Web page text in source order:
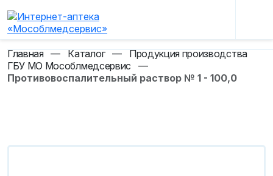
Главная — Каталог — Продукция производства
ГБУ МО Мособлмедсервис
—
Противовоспалительный раствор № 1 - 100,0